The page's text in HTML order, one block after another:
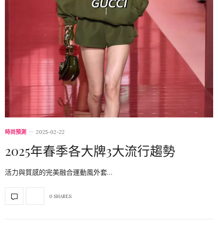
時尚預測 2025-02-22
2025年春季各大牌3大流行趨勢
活力與質感的完美融合運動風外套…
0 SHARES